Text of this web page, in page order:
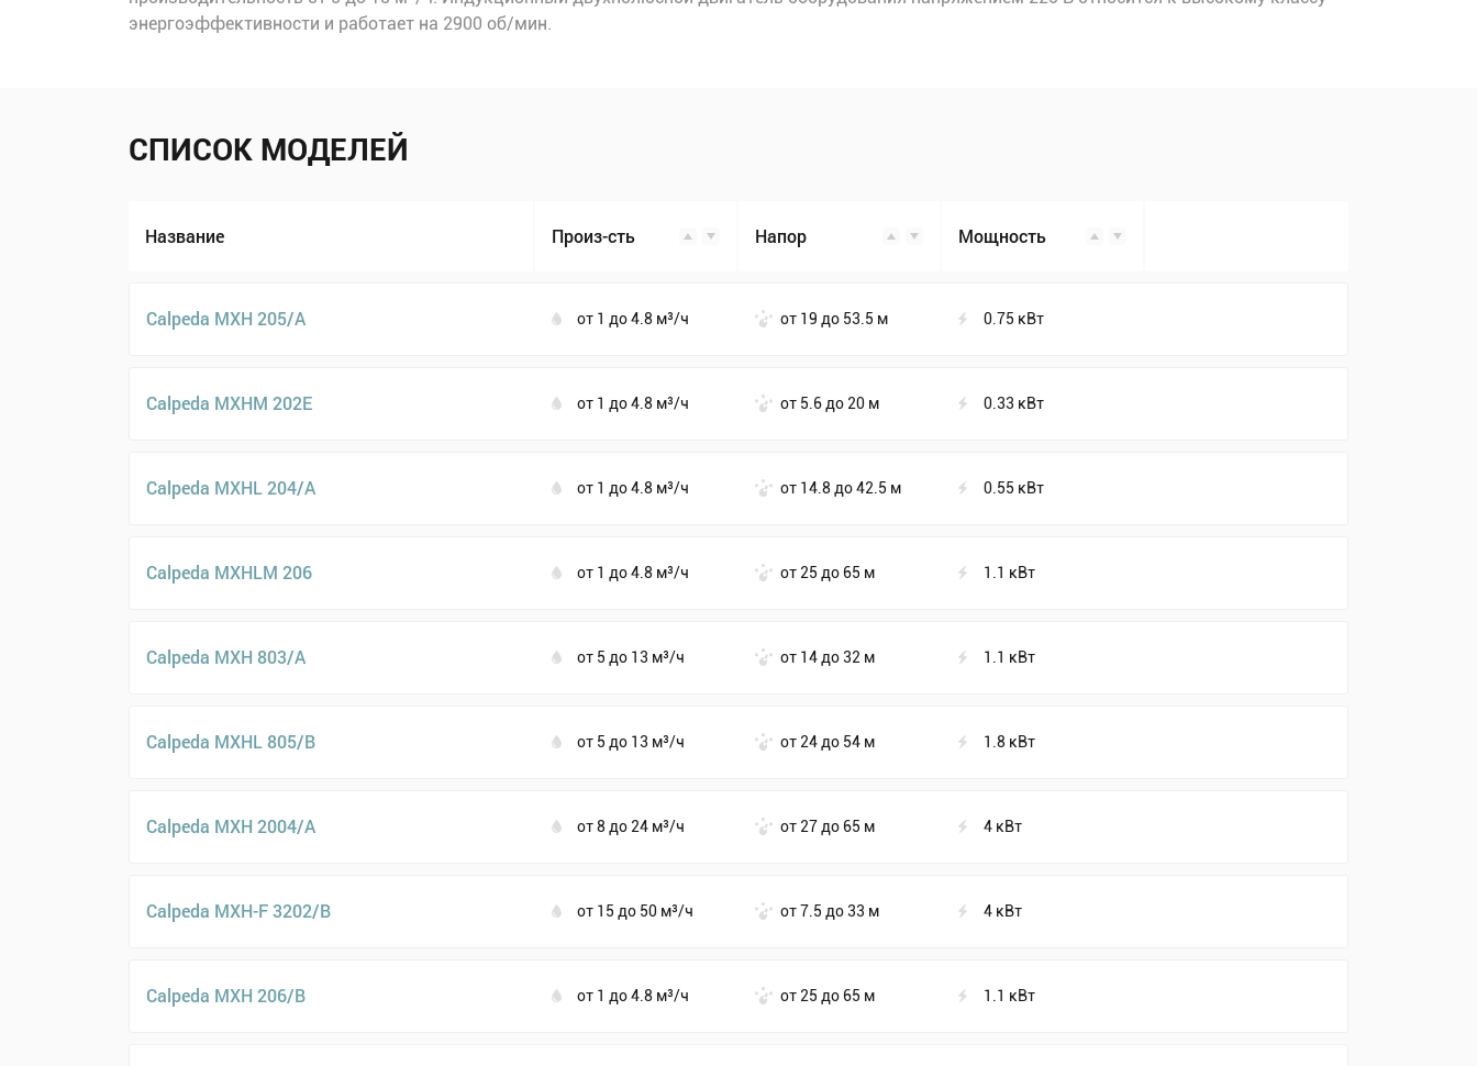
энергоэффективности и работает на 2900 об/мин.
СПИСОК МОДЕЛЕЙ
Название Произ-сть Напор Мощность
Calpeda MXH 205/A от 1 до 4.8 м³/ч от 19 до 53.5 м 0.75 кВт
Calpeda MXHM 202E от 1 до 4.8 м³/ч от 5.6 до 20 м 0.33 кВт
Calpeda MXHL 204/A от 1 до 4.8 м³/ч от 14.8 до 42.5 м 0.55 кВт
Calpeda MXHLM 206 от 1 до 4.8 м³/ч от 25 до 65 м 1.1 кВт
Calpeda MXH 803/A от 5 до 13 м³/ч от 14 до 32 м 1.1 кВт
Calpeda MXHL 805/B от 5 до 13 м³/ч от 24 до 54 м 1.8 кВт
Calpeda MXH 2004/A от 8 до 24 м³/ч от 27 до 65 м 4 кВт
Calpeda MXH-F 3202/B от 15 до 50 м³/ч от 7.5 до 33 м 4 кВт
Calpeda MXH 206/B от 1 до 4.8 м³/ч от 25 до 65 м 1.1 кВт